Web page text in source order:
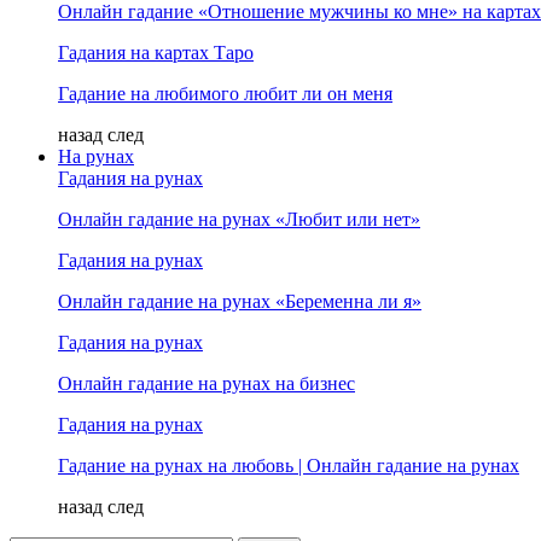
Онлайн гадание «Отношение мужчины ко мне» на
Гадания на картах Таро
Гадание на любимого любит ли он меня
назад след
На рунах
Гадания на рунах
Онлайн гадание на рунах «Любит или нет»
Гадания на рунах
Онлайн гадание на рунах «Беременна ли я»
Гадания на рунах
Онлайн гадание на рунах на бизнес
Гадания на рунах
Гадание на рунах на любовь | Онлайн гадание на рунах
назад след